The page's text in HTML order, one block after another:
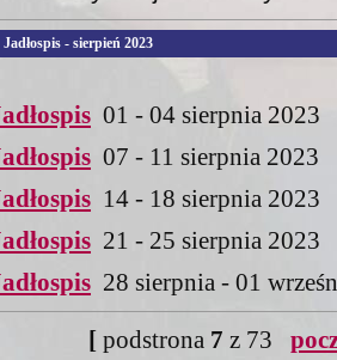
Jadłospis - sierpień 2023
01 - 04 sierpnia 2023
07 - 11 sierpnia 2023
14 - 18 sierpnia 2023
21 - 25 sierpnia 2023
28 sierpnia - 01
[podstrona 7 z 73